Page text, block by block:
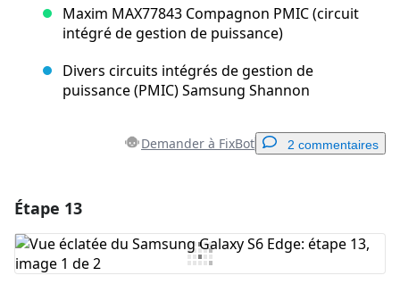
Maxim MAX77843 Compagnon PMIC (circuit
intégré de gestion de puissance)
Divers circuits intégrés de gestion de
puissance (PMIC) Samsung Shannon
Demander à FixBot 2 commentaires
Ajouter un commentaire
Étape 13